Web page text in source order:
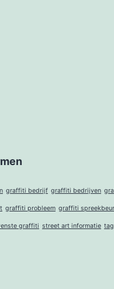
graffiti bedrijf graffiti bedrijven
graffiti probleem graffiti
graffiti street art informatie